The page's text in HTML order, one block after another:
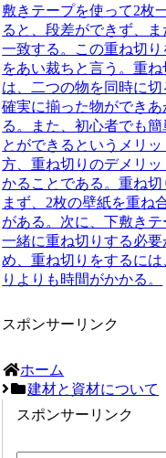
敷きテープを使って2枚
ると、段差ができず、
一致する。この重ね切
をあい裁ちと言う。重ね
は、二つの物を同時に切
確実に揃った物ができあ
る。また、初心者でも簡
とができるというメリ
方、重ね切りのデメリ
かることである。重ね切
まず、2枚の壁紙を重ね
がある。次に、下敷き
一緒に重ね切りする必
め、重ね切りをするに
りよりも時間がかかる。
スポンサーリンク
ホーム
建材と資材について
スポンサーリンク